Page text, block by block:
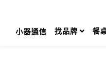
content小器通信 找品牌 餐